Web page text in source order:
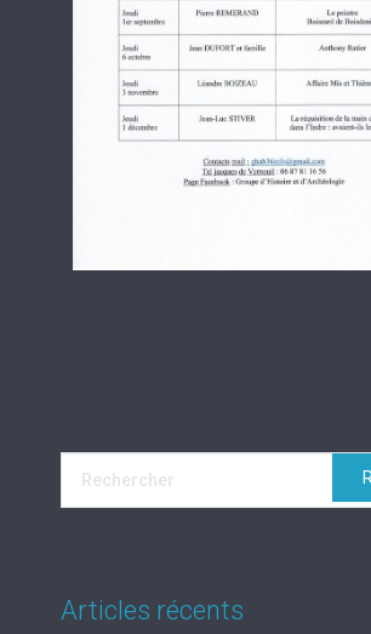
Articles récents